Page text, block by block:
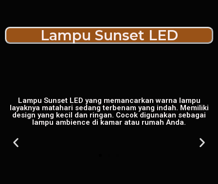
Lampu Sunset LED
Lampu Sunset LED yang memancarkan warna lampu
layaknya matahari sedang terbenam yang indah. Memiliki
design yang kecil dan ringan. Cocok digunakan sebagai
lampu ambience di kamar atau rumah Anda.